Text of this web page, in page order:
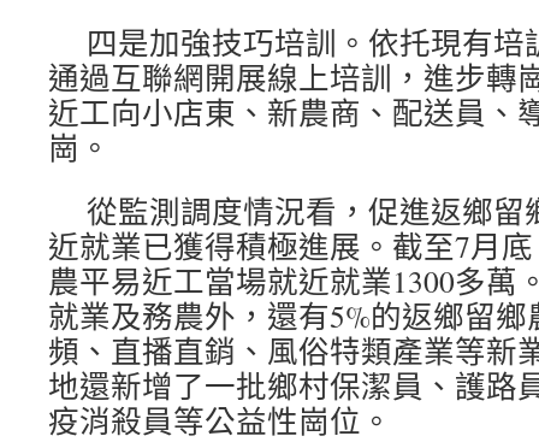
四是加強技巧培訓。依托現有
通過互聯網開展線上培訓，進步轉
近工向小店東、新農商、配送員、
崗。
從監測調度情況看，促進返鄉留
近就業已獲得積極進展。截至7月
農平易近工當場就近就業1300多萬
就業及務農外，還有5%的返鄉留
頻、直播直銷、風俗特類產業等新
地還新增了一批鄉村保潔員、護路
疫消殺員等公益性崗位。